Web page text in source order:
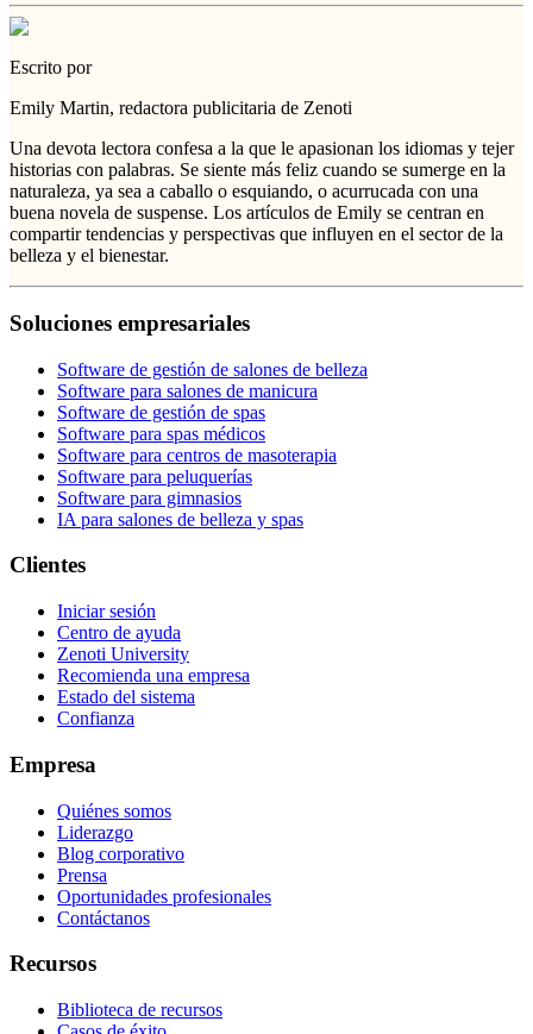
Escrito por
Emily Martin, redactora publicitaria de Zenoti
Una devota lectora confesa a la que le apasionan los idiomas y tejer
historias con palabras. Se siente más feliz cuando se sumerge en la
naturaleza, ya sea a caballo o esquiando, o acurrucada con una
buena novela de suspense. Los artículos de Emily se centran en
compartir tendencias y perspectivas que influyen en el sector de la
belleza y el bienestar.
Soluciones empresariales
Software de gestión de salones de belleza
Software para salones de manicura
Software de gestión de spas
Software para spas médicos
Software para centros de masoterapia
Software para peluquerías
Software para gimnasios
IA para salones de belleza y spas
Clientes
Iniciar sesión
Centro de ayuda
Zenoti University
Recomienda una empresa
Estado del sistema
Confianza
Empresa
Quiénes somos
Liderazgo
Blog corporativo
Prensa
Oportunidades profesionales
Contáctanos
Recursos
Biblioteca de recursos